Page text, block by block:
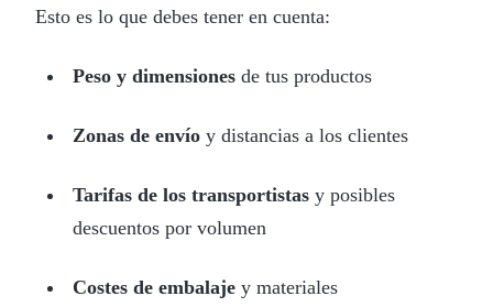
Esto es lo que debes tener en cuenta:
Peso y dimensionesde tus productos
Zonas de envíoy distancias a los clientes
Tarifas de los transportistasy posibles
descuentos por volumen
Costes de embalajey materiales